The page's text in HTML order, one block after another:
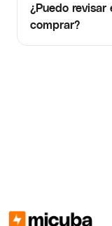
¿Puedo
comprar?